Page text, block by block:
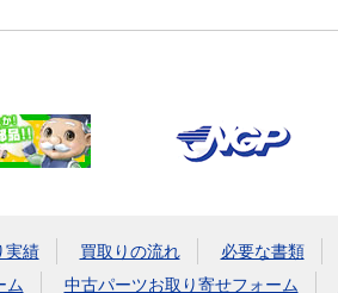
実績 買取りの流れ 必要な書類
ム
中古パーツお取り寄せフォーム